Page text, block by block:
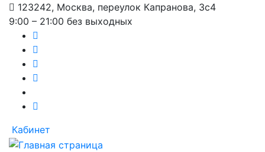
Перейти
123242, Москва, переулок Капранова, 3с4
9:00 – 21:00 без выходных
Кабинет